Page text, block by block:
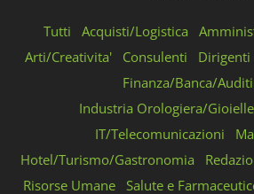
Tutti Acquisti/Logistica
Arti/Creativita'
Consulenti Dirigenti
Finanza/Banca/
Industria Orologiera/
IT/Telecomunicazioni
Hotel/Turismo/Gastronomia
Risorse Umane
Salute e